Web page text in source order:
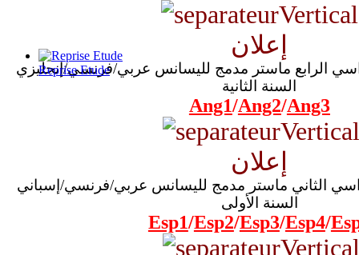
Reprise Etude
إعلان
الرابع ماستر مدمج لليسانس عربي/فرنسي/إنجليزي
السنة الثانية
Ang1/Ang2/Ang3
إعلان
الثاني ماستر مدمج لليسانس عربي/فرنسي/إسباني
السنة الأولى
Esp1/Esp2/Esp3/Esp4/